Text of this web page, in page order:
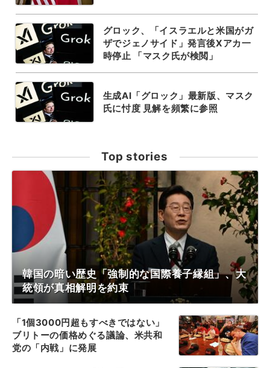
グロック、「イスラエルと米国がガ
ザでジェノサイド」発言後Xアカ一
時停止 「マスク氏が検閲」
生成AI「グロック」最新版、マスク
氏に忖度 見解を頻繁に参照
Top stories
韓国の暗い歴史「強制的な国際養子縁組」、大
統領が真相解明を約束
「1個3000円超もすべきではない」
ブリトーの価格めぐる議論、米共和
党の「内戦」に発展